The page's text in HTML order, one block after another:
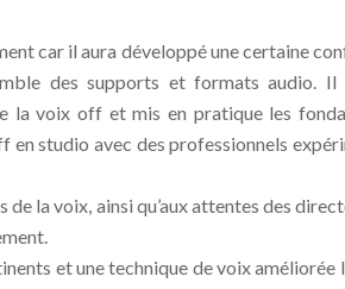
car il aura développé une certaine
des supports et formats audio. Il
la voix off et mis en pratique les
studio avec des professionnels
la voix, ainsi qu’aux attentes des
et une technique de voix